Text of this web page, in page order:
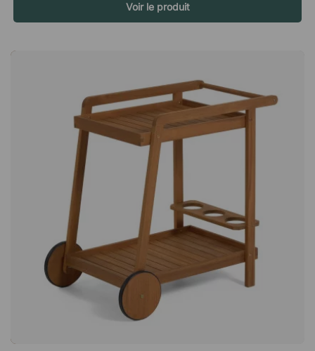
facilement retirée et lavée en machine. Cela permet de garder
les meubles propres et frais plus longtemps, en particulier
design soigné avec dossier dissimulé L’ensemble lounge
discrètement intégré à la structure. Cela donne aux meubles
une apparence épurée et élégante qui s’intègre dans de
nombreux styles d’aménagement – des environnements de
bureau modernes aux espaces lounge plus décontractés. Le
résultat est un ensemble de meubles à la fois élégant et
accueillant. Stable même sur des sols irréguliers Pour garantir
une bonne stabilité, les fauteuils lounge sont équipés de pieds
réglables. Ceux-ci permettent de compenser facilement les
irrégularités du sol, contribuant ainsi à un meilleur confort et à
une plus grande stabilité des meubles. V.S est un ensemble
modulable composé de quatre chaises longues et de deux
tables qui peuvent être disposées à votre guise. Le
revêtement est amovible et lavable en machine pour un
nettoyage facile. Design moderne avec dossier caché.
Revêtement amovible - lavable en machine. Pieds réglables
Voir le produit